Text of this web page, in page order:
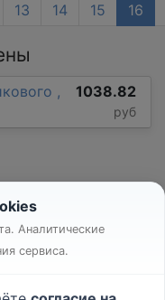
13 14 15 16
,
1038.82
руб
Аналитические
сервиса.